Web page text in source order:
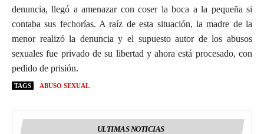
denuncia, llegó a amenazar con coser la boca a la pequeña si
contaba sus fechorías. A raíz de esta situación, la madre de la
menor realizó la denuncia y el supuesto autor de los abusos
sexuales fue privado de su libertad y ahora está procesado, con
pedido de prisión.
TAGS ABUSO SEXUAL
ULTIMAS NOTICIAS